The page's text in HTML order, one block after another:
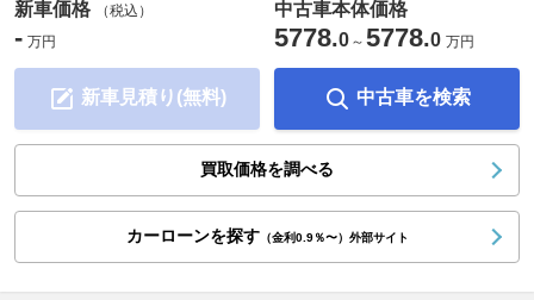
新車価格 （税込）
- 万円
新車見積り(無料)
中古車本体価格
5778.0 ～ 5778.0 万円
中古車を検索
買取価格を調べる
カーローンを探す（金利0.9％〜）外部サイト